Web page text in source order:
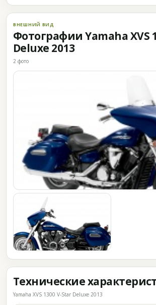
ВНЕШНИЙ ВИД
Фотографии Yamaha XVS
Deluxe 2013
2 фото
Технические
Yamaha XVS 1300 V-Star Deluxe 2013